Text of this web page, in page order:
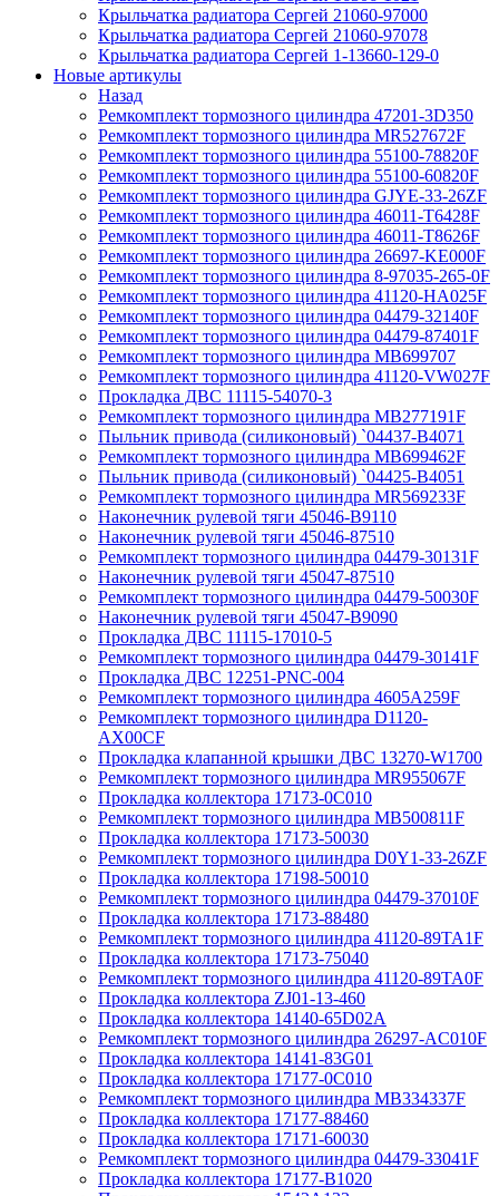
Крыльчатка радиатора Сергей 21060-97000
Крыльчатка радиатора Сергей 21060-97078
Крыльчатка радиатора Сергей 1-13660-129-0
Новые артикулы
Назад
Ремкомплект тормозного цилиндра 47201-3D350
Ремкомплект тормозного цилиндра MR527672F
Ремкомплект тормозного цилиндра 55100-78820F
Ремкомплект тормозного цилиндра 55100-60820F
Ремкомплект тормозного цилиндра GJYE-33-26ZF
Ремкомплект тормозного цилиндра 46011-T6428F
Ремкомплект тормозного цилиндра 46011-T8626F
Ремкомплект тормозного цилиндра 26697-KE000F
Ремкомплект тормозного цилиндра 8-97035-265-0F
Ремкомплект тормозного цилиндра 41120-HA025F
Ремкомплект тормозного цилиндра 04479-32140F
Ремкомплект тормозного цилиндра 04479-87401F
Ремкомплект тормозного цилиндра MB699707
Ремкомплект тормозного цилиндра 41120-VW027F
Прокладка ДВС 11115-54070-3
Ремкомплект тормозного цилиндра MB277191F
Пыльник привода (силиконовый) `04437-B4071
Ремкомплект тормозного цилиндра MB699462F
Пыльник привода (силиконовый) `04425-B4051
Ремкомплект тормозного цилиндра MR569233F
Наконечник рулевой тяги 45046-B9110
Наконечник рулевой тяги 45046-87510
Ремкомплект тормозного цилиндра 04479-30131F
Наконечник рулевой тяги 45047-87510
Ремкомплект тормозного цилиндра 04479-50030F
Наконечник рулевой тяги 45047-B9090
Прокладка ДВС 11115-17010-5
Ремкомплект тормозного цилиндра 04479-30141F
Прокладка ДВС 12251-PNC-004
Ремкомплект тормозного цилиндра 4605A259F
Ремкомплект тормозного цилиндра D1120-
AX00CF
Прокладка клапанной крышки ДВС 13270-W1700
Ремкомплект тормозного цилиндра MR955067F
Прокладка коллектора 17173-0C010
Ремкомплект тормозного цилиндра MB500811F
Прокладка коллектора 17173-50030
Ремкомплект тормозного цилиндра D0Y1-33-26ZF
Прокладка коллектора 17198-50010
Ремкомплект тормозного цилиндра 04479-37010F
Прокладка коллектора 17173-88480
Ремкомплект тормозного цилиндра 41120-89TA1F
Прокладка коллектора 17173-75040
Ремкомплект тормозного цилиндра 41120-89TA0F
Прокладка коллектора ZJ01-13-460
Прокладка коллектора 14140-65D02A
Ремкомплект тормозного цилиндра 26297-AC010F
Прокладка коллектора 14141-83G01
Прокладка коллектора 17177-0C010
Ремкомплект тормозного цилиндра MB334337F
Прокладка коллектора 17177-88460
Прокладка коллектора 17171-60030
Ремкомплект тормозного цилиндра 04479-33041F
Прокладка коллектора 17177-B1020